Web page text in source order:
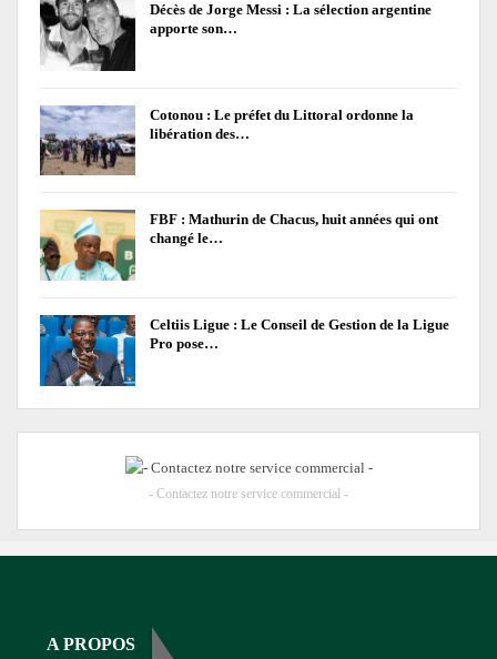
Décès de Jorge Messi : La sélection argentine
apporte son…
Cotonou : Le préfet du Littoral ordonne la
libération des…
FBF : Mathurin de Chacus, huit années qui ont
changé le…
Celtiis Ligue : Le Conseil de Gestion de la Ligue
Pro pose…
- Contactez notre service commercial -
A PROPOS